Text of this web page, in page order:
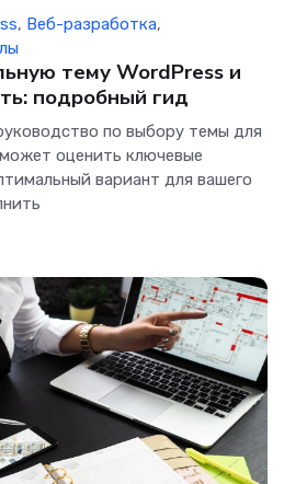
, Веб-разработка,
тему WordPress и
подробный гид
по выбору темы для
оценить ключевые
вариант для вашего